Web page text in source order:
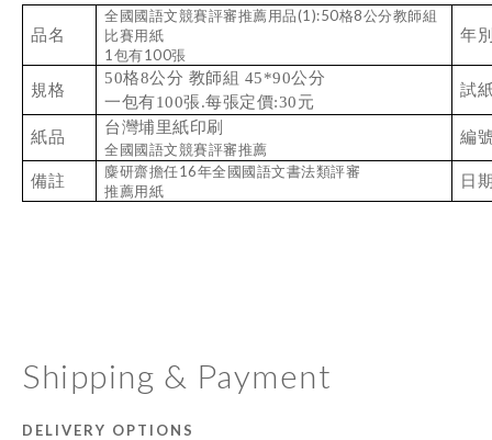
品名
全國國語文競賽評審推薦用品(1):50格8公分教師組
比賽用紙
1包有100張
年
規格
50格8公分 教師組 45*90公分
一包有100張.每張定價:30元
試
紙品
台灣埔里紙印刷
全國國語文競賽評審推薦
編
備註
麋研齋擔任16年全國國語文書法類評審
推薦用紙
日
Shipping & Payment
DELIVERY OPTIONS